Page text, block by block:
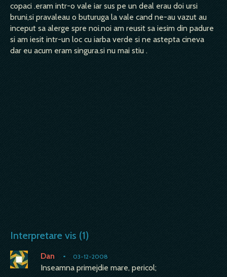
copaci .eram intr-o vale iar sus pe un deal erau doi ursi
bruni,si pravaleau o buturuga la vale cand ne-au vazut au
inceput sa alerge spre noi.noi am reusit sa iesim din padure
si am iesit intr-un loc cu iarba verde si ne astepta cineva
dar eu acum eram singura.si nu mai stiu .
Interpretare vis (1)
Dan • 03-12-2008
Inseamna primejdie mare, pericol;